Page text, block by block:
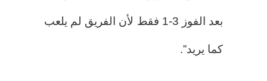
بعد الفوز 3-1 فقط لأن الفريق لم يلعب
كما يريد”.